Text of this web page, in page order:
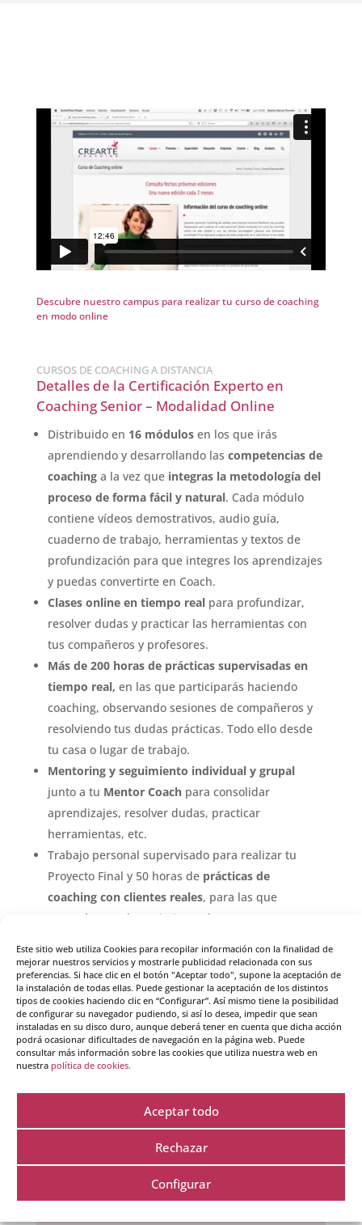
Este sitio web utiliza Cookies para recopilar información con la finalidad de
mejorar nuestros servicios y mostrarle publicidad relacionada con sus
preferencias. Si hace clic en el botón "Aceptar todo", supone la aceptación de
la instalación de todas ellas. Puede gestionar la aceptación de los distintos
tipos de cookies haciendo clic en “Configurar”. Así mismo tiene la posibilidad
de configurar su navegador pudiendo, si así lo desea, impedir que sean
instaladas en su disco duro, aunque deberá tener en cuenta que dicha acción
podrá ocasionar dificultades de navegación en la página web. Puede
consultar más información sobre las cookies que utiliza nuestra web en
nuestra política de cookies.
Aceptar todo
Rechazar
Configurar
Descubre nuestro campus para realizar tu curso de coaching
en modo online
CURSOS DE COACHING A DISTANCIA
Detalles de la Certificación Experto en
Coaching Senior – Modalidad Online
Distribuido en 16 módulosen los que irás
aprendiendo y desarrollando las competencias de
coaching a la vez queintegras la metodología del
proceso de forma fácil y natural. Cada módulo
contiene vídeos demostrativos, audio guía,
cuaderno de trabajo, herramientas y textos de
profundización para que integres los aprendizajes
y puedas convertirte en Coach.
Clases online en tiempo realpara profundizar,
resolver dudas y practicar las herramientas con
tus compañeros y profesores.
Más de 200 horas de prácticas supervisadas en
tiempo real, en las que participarás haciendo
coaching, observando sesiones de compañeros y
resolviendo tus dudas prácticas. Todo ello desde
tu casa o lugar de trabajo.
Mentoring y seguimiento individual y grupal
junto a tu Mentor Coach para consolidar
aprendizajes, resolver dudas, practicar
herramientas, etc.
Trabajo personal supervisado para realizar tu
Proyecto Final y 50 horas de prácticas de
coaching con clientes reales, para las que
contarás con el seguimiento de tu Mentor.
Nuestros mejores embajadores los
alumnos: Aquí algunos de sus testimonios
Sol Aguirre, Escritora, Coach y